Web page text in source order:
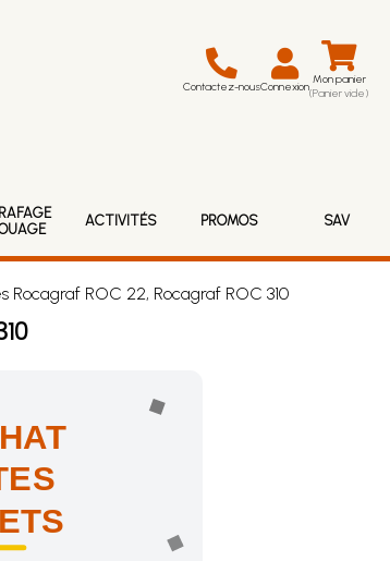
Contactez-nousConnexion Mon panier
(Panier vide)
ACTIVITÉS PROMOS SAV
ROC 22, Rocagraf ROC 310